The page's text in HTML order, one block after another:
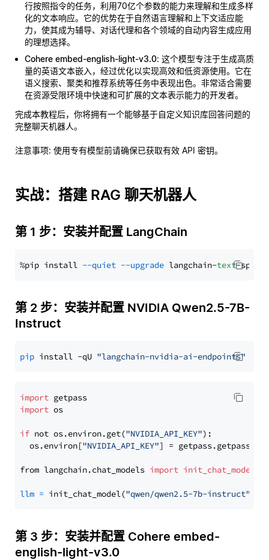
行按照指令的任务，利用70亿个参数的能力来理解和生成多样
化的文本响应。它的优势在于自然语言理解和上下文适应能
力，使其成为辅导、对话代理和各个领域的自动内容生成应用
的理想选择。
Cohere embed-english-light-v3.0: 这个模型专注于生成高质
量的英语文本嵌入，经过优化以实现高效和低资源使用。它在
语义搜索、聚类和推荐系统等任务中表现出色。非常适合需要
在资源受限环境中快速和可扩展的文本表示能力的开发者。
完成本教程后，你将拥有一个能够基于自定义知识库回答问题的
完整聊天机器人。
注意事项: 使用专有模型前请确保已获取有效 API 密钥。
实战：搭建 RAG 聊天机器人
第 1 步：安装并配置 LangChain
%pip install --quiet --upgrade langchain-text
第 2 步：安装并配置 NVIDIA Qwen2.5-7B-
Instruct
pip install -qU "langchain-nvidia-ai-endpoints"
import
import os
if not os.environ.get("NVIDIA_API_KEY"):
  os.environ[
"NVIDIA_API_KEY"] = getpass.getpass(
from langchain.chat_models import init_chat_model
llm = init_chat_model("qwen/qwen2.5-7b-instruct"
第 3 步：安装并配置 Cohere embed-
english-light-v3.0